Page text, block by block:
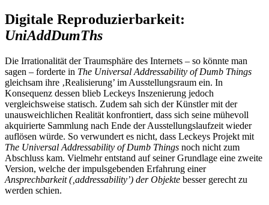
Digitale Reproduzierbarkeit:
UniAddDumThs
Die Irrationalität der Traumsphäre des Internets – so könnte man
sagen – forderte in The Universal Addressability of Dumb Things
gleichsam ihre ‚Realisierung’ im Ausstellungsraum ein. In
Konsequenz dessen blieb Leckeys Inszenierung jedoch
vergleichsweise statisch. Zudem sah sich der Künstler mit der
unausweichlichen Realität konfrontiert, dass sich seine mühevoll
akquirierte Sammlung nach Ende der Ausstellungslaufzeit wieder
auflösen würde. So verwundert es nicht, dass Leckeys Projekt mit
The Universal Addressability of Dumb Things noch nicht zum
Abschluss kam. Vielmehr entstand auf seiner Grundlage eine zweite
Version, welche der impulsgebenden Erfahrung einer
Ansprechbarkeit (‚addressability’) der Objekte besser gerecht zu
werden schien.